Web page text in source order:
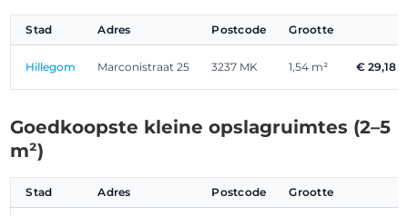
Stad Adres Postcode Grootte
Hillegom Marconistraat 25 3237 MK 1,54 m² € 29,18
Goedkoopste kleine opslagruimtes (2–5
m²)
Stad Adres Postcode Grootte